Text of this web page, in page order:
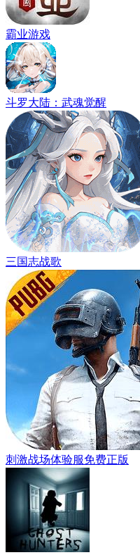
霸业游戏
斗罗大陆：武魂觉醒
三国志战歌
刺激战场体验服免费正版